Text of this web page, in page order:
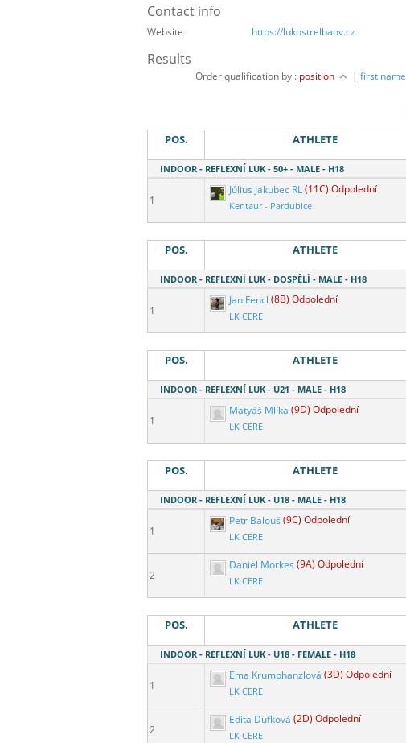
Contact info
Website https://lukostrelbaov.cz
Results
Order qualification by : position |first name
POS. ATHLETE
INDOOR - REFLEXNÍ LUK - 50+ - MALE - H18
1
Július Jakubec RL(11C) Odpolední
Kentaur - Pardubice
POS. ATHLETE
INDOOR - REFLEXNÍ LUK - DOSPĚLÍ - MALE - H18
1
Jan Fencl (8B) Odpolední
LK CERE
POS. ATHLETE
INDOOR - REFLEXNÍ LUK - U21 - MALE - H18
1
Matyáš Mlíka (9D) Odpolední
LK CERE
POS. ATHLETE
INDOOR - REFLEXNÍ LUK - U18 - MALE - H18
1
Petr Balouš (9C) Odpolední
LK CERE
2
Daniel Morkes (9A) Odpolední
LK CERE
POS. ATHLETE
INDOOR - REFLEXNÍ LUK - U18 - FEMALE - H18
1
Ema Krumphanzlová (3D) Odpolední
LK CERE
2
Edita Dufková (2D) Odpolední
LK CERE